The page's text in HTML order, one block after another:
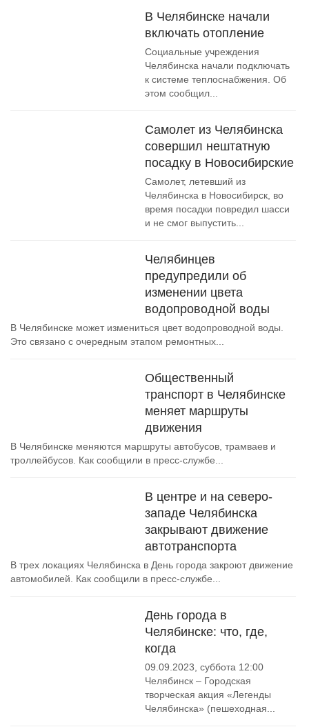
В Челябинске начали
включать отопление
Социальные учреждения
Челябинска начали подключать
к системе теплоснабжения. Об
этом сообщил...
Самолет из Челябинска
совершил нештатную
посадку в Новосибирские
Самолет, летевший из
Челябинска в Новосибирск, во
время посадки повредил шасси
и не смог выпустить...
Челябинцев
предупредили об
изменении цвета
водопроводной воды
В Челябинске может измениться цвет водопроводной воды.
Это связано с очередным этапом ремонтных...
Общественный
транспорт в Челябинске
меняет маршруты
движения
В Челябинске меняются маршруты автобусов, трамваев и
троллейбусов. Как сообщили в пресс-службе...
В центре и на северо-
западе Челябинска
закрывают движение
автотранспорта
В трех локациях Челябинска в День города закроют движение
автомобилей. Как сообщили в пресс-службе...
День города в
Челябинске: что, где,
когда
09.09.2023, суббота 12:00
Челябинск – Городская
творческая акция «Легенды
Челябинска» (пешеходная...